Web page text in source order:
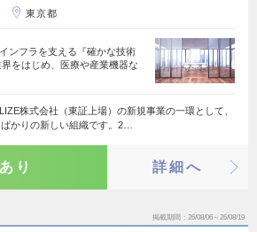
東京都
ンフラを支える『確かな技術
をはじめ、医療や産業機器な
株式会社（東証上場）の新規事業の一環として、
かりの新しい組織です。2…
り 詳細へ
掲載期間 26/08/06～26/08/19